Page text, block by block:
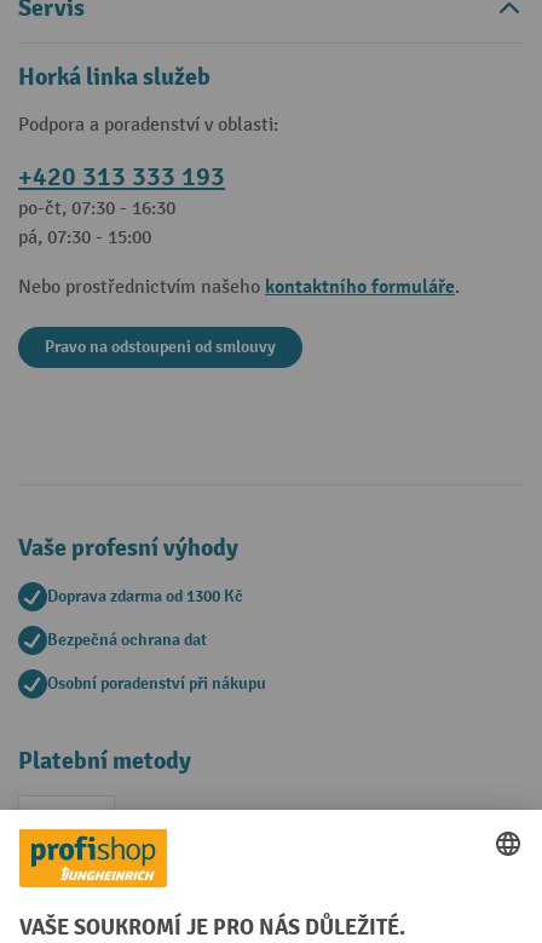
Servis
Horká linka služeb
Podpora a poradenství v oblasti:
+420 313 333 193
po-čt, 07:30 - 16:30
pá, 07:30 - 15:00
Nebo prostřednictvím našeho kontaktního formuláře.
Pravo na odstoupeni od smlouvy
Vaše profesní výhody
Doprava zdarma od 1300 Kč
Bezpečná ochrana dat
Osobní poradenství při nákupu
Platební metody
Faktura
Sociální sítě